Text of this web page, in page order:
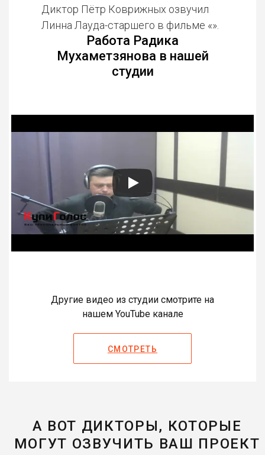
Диктор Пётр Коврижных озвучил
Линна Лауда-старшего в фильме «».
Работа Радика
Мухаметзянова в нашей
студии
Другие видео из студии смотрите на
нашем YouTube канале
СМОТРЕТЬ
А ВОТ ДИКТОРЫ, КОТОРЫЕ
МОГУТ ОЗВУЧИТЬ ВАШ ПРОЕКТ